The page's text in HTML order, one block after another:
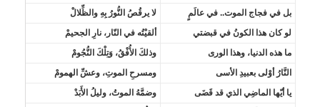
بل في فجاج الموت.. في عالَمٍ
لا يرقُصُ النُّورُ بِهِ والظِّلالْ
لو كان هذا الكونُ في قبضتي
ألقيْتُه في النّار، نارِ الجحيمْ
ما هذه الدنيا، وهذا الورى
وذلكَ الأُفْقُ، وَتِلْكَ النُّجُومْ
النَّارُ أوْلى بعبيدِ الأسى
ومسرحِ الموتِ، وعشِّ الهمومْ
يا أيّها الماضِي الذي قد قَضَى
وضمَّهُ الموتُ، وليلُ الأَبَدْ